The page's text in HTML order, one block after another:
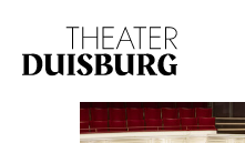
Zur Hauptnavigation springen
Zum Footer springen